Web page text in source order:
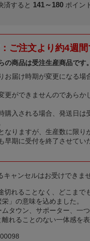
済すると 141～180 ポイン
ご注文より約4週
の商品は受注生産商品です。
お届け時期が変更になる場
更ができませんのであらか
購入される場合、発送日は
なりますが、生産数に限り
早期に受付を終了させてい
ャンセルはお受けできませ
切れることなく、どこまで
」の意味を込めました。
タウン、サポーター、一つ
れることのない一体感を表